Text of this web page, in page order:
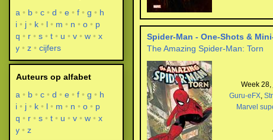
Spider-Man - One-Shots &
The Amazing Spider-Man: Torn
Week
Guru-eFX,
Marvel
a
b c d e f g
h
i
j k l m n o
p
q
r s t u v w
x
y
z cijfers
Auteurs op alfabet
a
b c d e f g
h
i
j k l m n o
p
q
r s t u v w
x
y
z